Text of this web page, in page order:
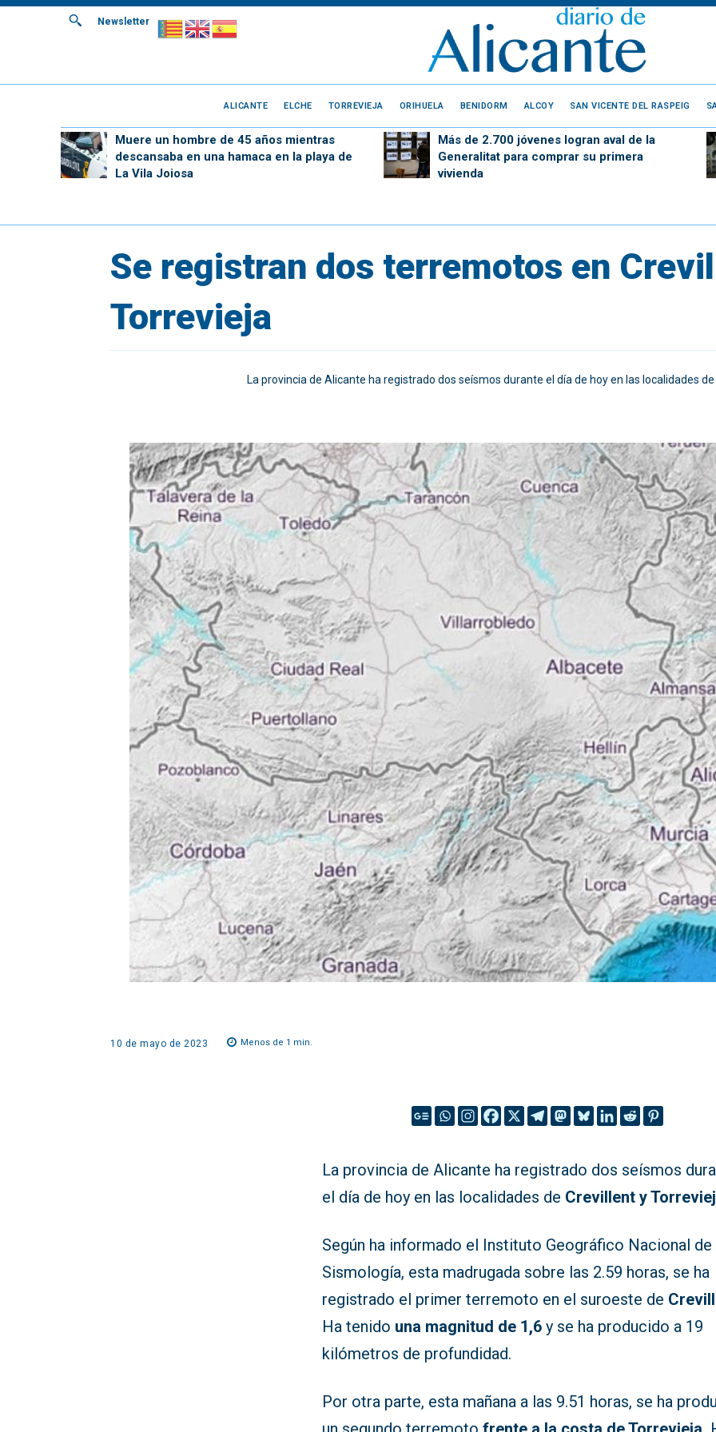
Newsletter
ALICANTE ELCHE TORREVIEJA ORIHUELA BENIDORM ALCOY SAN VICENTE DEL RASPEIG
Muere un hombre de 45 años mientras
descansaba en una hamaca en la playa de
La Vila Joiosa
Más de 2.700 jóvenes logran aval de la
Generalitat para comprar su primera
vivienda
Se registran dos terremotos en
Torrevieja
La provincia de Alicante ha registrado dos seísmos durante el día de hoy en las localidades
10 de mayo de 2023 Menos de 1 min.
La provincia de Alicante ha registrado dos seísmos
el día de hoy en las localidades de Crevillent y
Según ha informado el Instituto Geográfico Nacional de
Sismología, esta madrugada sobre las 2.59 horas, se ha
registrado el primer terremoto en el suroeste de
Ha tenido una magnitud de 1,6y se ha producido a 19
kilómetros de profundidad.
Por otra parte, esta mañana a las 9.51 horas, se ha